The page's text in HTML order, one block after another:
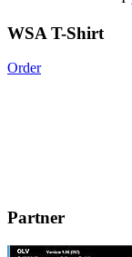
WSA T-Shirt
Order
Partner